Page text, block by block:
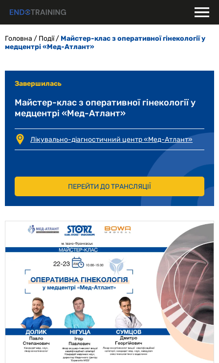
Головна / Події/ Майстер-клас з оперативної гінекології у
медцентрі «Мед-Атлант»
Завершилась
Майстер-клас з оперативної гінекології у
медцентрі «Мед-Атлант»
Лікувально-діагностичний центр «Мед-Атлант»
ПЕРЕЙТИ ДО ТРАНСЛЯЦІЇ